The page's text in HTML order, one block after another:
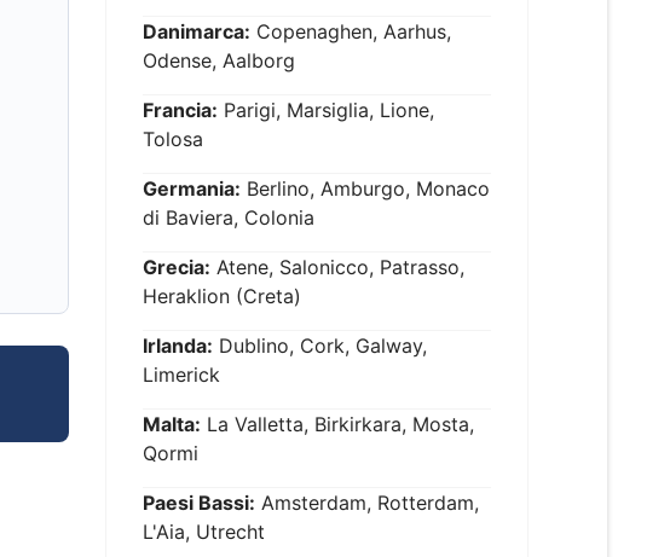
Danimarca: Copenaghen, Aarhus,
Odense, Aalborg
Francia: Parigi, Marsiglia, Lione,
Tolosa
Germania: Berlino, Amburgo, Monaco
di Baviera, Colonia
Grecia: Atene, Salonicco, Patrasso,
Heraklion (Creta)
Irlanda: Dublino, Cork, Galway,
Limerick
Malta: La Valletta, Birkirkara, Mosta,
Qormi
Paesi Bassi: Amsterdam, Rotterdam,
L'Aia, Utrecht